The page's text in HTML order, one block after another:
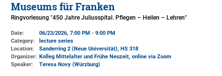
Museums für Franken
Ringvorlesung "450 Jahre Juliusspital. Pflegen – Heilen – Lehren"
Date:
06/23/2026, 7:00 PM - 9:00 PM
Category:
lecture series
Location:
Sanderring 2 (Neue Universität), HS 318
Organizer: Kolleg Mittelalter und Frühe Neuzeit, online via Zoom
Speaker:
Teresa Novy (Würzburg)